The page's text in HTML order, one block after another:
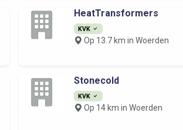
HeatTransformers
KVK
Op 13.7 km in Woerden
Stonecold
KVK
Op 14 km in Woerden